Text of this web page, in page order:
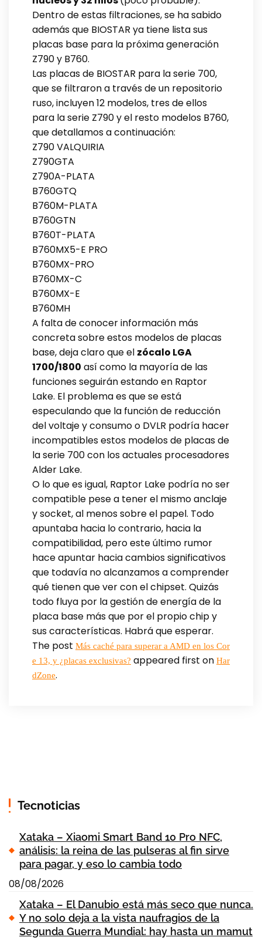
Dentro de estas filtraciones, se ha sabido
además que BIOSTAR ya tiene lista sus
placas base para la próxima generación
Z790 y B760.
Las placas de BIOSTAR para la serie 700,
que se filtraron a través de un repositorio
ruso, incluyen 12 modelos, tres de ellos
para la serie Z790 y el resto modelos B760,
que detallamos a continuación:
Z790 VALQUIRIA
Z790GTA
Z790A-PLATA
B760GTQ
B760M-PLATA
B760GTN
B760T-PLATA
B760MX5-E PRO
B760MX-PRO
B760MX-C
B760MX-E
B760MH
A falta de conocer información más
concreta sobre estos modelos de placas
base, deja claro que el zócalo LGA
1700/1800 así como la mayoría de las
funciones seguirán estando en Raptor
Lake. El problema es que se está
especulando que la función de reducción
del voltaje y consumo o DVLR podría hacer
incompatibles estos modelos de placas de
la serie 700 con los actuales procesadores
Alder Lake.
O lo que es igual, Raptor Lake podría no ser
compatible pese a tener el mismo anclaje
y socket, al menos sobre el papel. Todo
apuntaba hacia lo contrario, hacia la
compatibilidad, pero este último rumor
hace apuntar hacia cambios significativos
que todavía no alcanzamos a comprender
qué tienen que ver con el chipset. Quizás
todo fluya por la gestión de energía de la
placa base más que por el propio chip y
sus características. Habrá que esperar.
The post Más caché para superar a AMD en los Cor
e 13, y ¿placas exclusivas? appeared first on Har
dZone.
Tecnoticias
Xataka – Xiaomi Smart Band 10 Pro NFC,
análisis: la reina de las pulseras al fin sirve
para pagar, y eso lo cambia todo
08/08/2026
Xataka – El Danubio está más seco que nunca.
Y no solo deja a la vista naufragios de la
Segunda Guerra Mundial: hay hasta un mamut